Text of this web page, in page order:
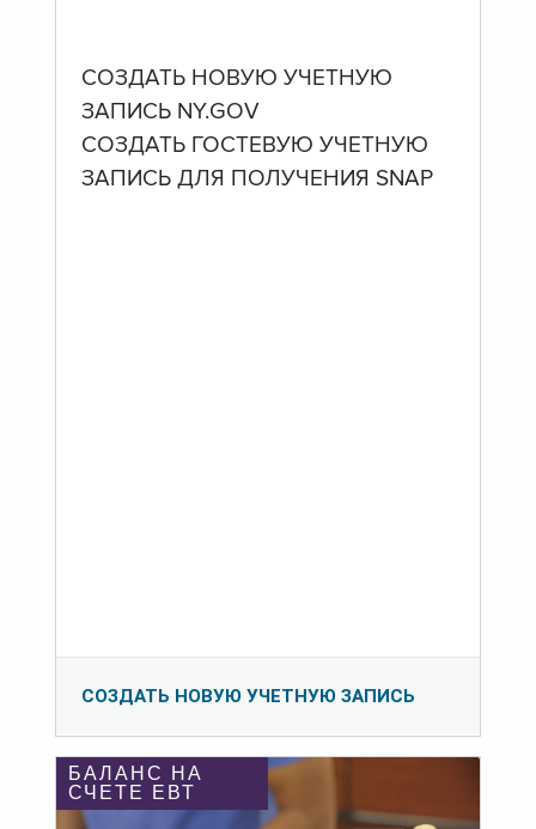
СОЗДАТЬ НОВУЮ УЧЕТНУЮ
ЗАПИСЬ NY.GOV
СОЗДАТЬ ГОСТЕВУЮ УЧЕТНУЮ
ЗАПИСЬ ДЛЯ ПОЛУЧЕНИЯ SNAP
СОЗДАТЬ НОВУЮ УЧЕТНУЮ ЗАПИСЬ
БАЛАНС НА
СЧЕТЕ ЕВТ